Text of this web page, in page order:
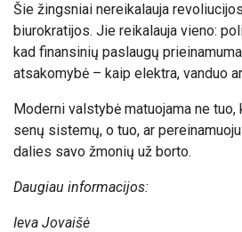
Šie žingsniai nereikalauja
biurokratijos. Jie reikalauja vieno:
kad finansinių paslaugų
atsakomybė – kaip elektra, vanduo
Moderni valstybė matuojama ne
senų sistemų, o tuo, ar
dalies savo žmonių už borto.
Daugiau informacijos:
Ieva Jovaišė